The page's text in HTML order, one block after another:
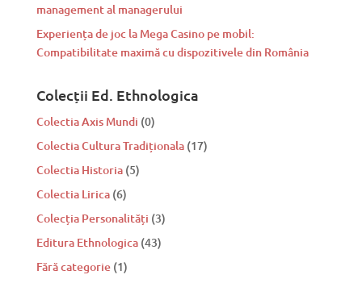
management al managerului
Experiența de joc la Mega Casino pe mobil:
Compatibilitate maximă cu dispozitivele din România
Colecții Ed. Ethnologica
Colectia Axis Mundi (0)
Colectia Cultura Tradiționala (17)
Colectia Historia (5)
Colectia Lirica (6)
Colecția Personalități (3)
Editura Ethnologica (43)
Fără categorie (1)